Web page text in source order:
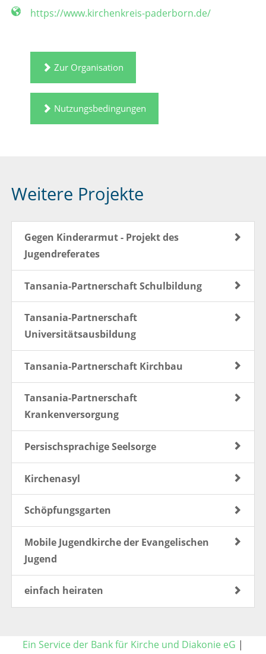
https://www.kirchenkreis-paderborn.de/
Zur Organisation
Nutzungsbedingungen
Weitere Projekte
Gegen Kinderarmut - Projekt des
Jugendreferates
Tansania-Partnerschaft Schulbildung
Tansania-Partnerschaft
Universitätsausbildung
Tansania-Partnerschaft Kirchbau
Tansania-Partnerschaft
Krankenversorgung
Persischsprachige Seelsorge
Kirchenasyl
Schöpfungsgarten
Mobile Jugendkirche der Evangelischen
Jugend
einfach heiraten
Ein Service der Bank für Kirche und Diakonie eG |